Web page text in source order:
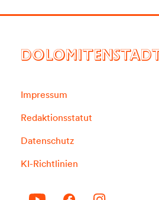
DOLOMITENSTADT
Impressum
Redaktionsstatut
Datenschutz
KI-Richtlinien